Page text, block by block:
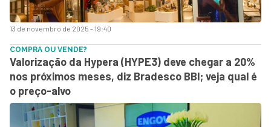
13 de novembro de 2025 - 19:40
COMPRA OU VENDE?
Valorização da Hypera (HYPE3) deve chegar a 20%
nos próximos meses, diz Bradesco BBI; veja qual é
o preço-alvo